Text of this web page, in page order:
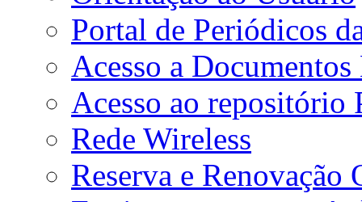
Portal de Periódicos
Acesso a
Acesso ao repositório
Rede Wireless
Reserva e Renovação